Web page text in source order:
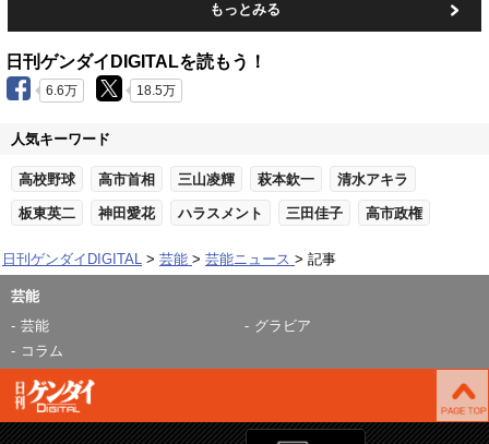
もっとみる
日刊ゲンダイDIGITALを読もう！
6.6万 18.5万
人気キーワード
高校野球 高市首相 三山凌輝 萩本欽一 清水アキラ
板東英二 神田愛花 ハラスメント 三田佳子 高市政権
日刊ゲンダイDIGITAL 芸能 芸能ニュース 記事
芸能
芸能
グラビア
コラム